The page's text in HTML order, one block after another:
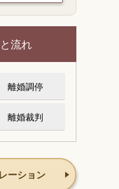
流れ
離婚調停
離婚裁判
ーション